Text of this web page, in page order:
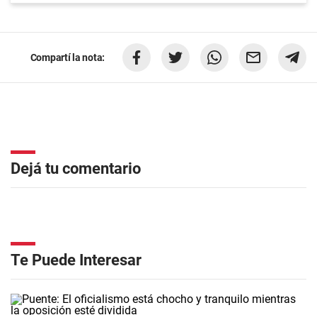
Compartí la nota:
Dejá tu comentario
Te Puede Interesar